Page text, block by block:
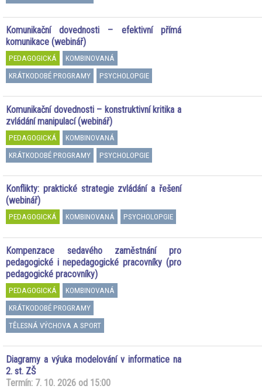
Komunikační dovednosti – efektivní přímá
komunikace (webinář)
PEDAGOGICKÁ
KOMBINOVANÁ
KRÁTKODOBÉ PROGRAMY
PSYCHOLOPGIE
Komunikační dovednosti – konstruktivní kritika a
zvládání manipulací (webinář)
PEDAGOGICKÁ
KOMBINOVANÁ
KRÁTKODOBÉ PROGRAMY
PSYCHOLOPGIE
Konflikty: praktické strategie zvládání a řešení
(webinář)
PEDAGOGICKÁ KOMBINOVANÁ PSYCHOLOPGIE
Kompenzace sedavého zaměstnání pro
pedagogické i nepedagogické pracovníky (pro
pedagogické pracovníky)
PEDAGOGICKÁ
KOMBINOVANÁ
KRÁTKODOBÉ PROGRAMY
TĚLESNÁ VÝCHOVA A SPORT
Diagramy a výuka modelování v informatice na
2. st. ZŠ
Termín: 7. 10. 2026 od 15:00